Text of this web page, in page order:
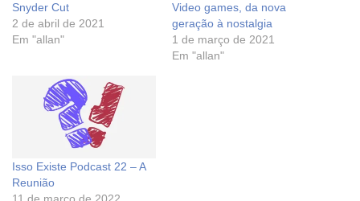
Snyder Cut
2 de abril de 2021
Em "allan"
Video games, da nova
geração à nostalgia
1 de março de 2021
Em "allan"
Isso Existe Podcast 22 – A
Reunião
11 de março de 2022